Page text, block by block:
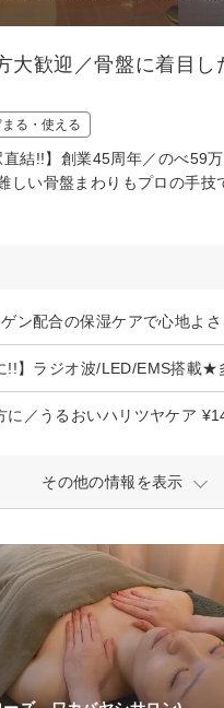
大歓迎／骨盤に着目
る・使える
結!!】創業45周年／のべ59
しい骨盤まわりもプロの手
ゲン配合の保湿ケアで心地よ
!!】ラジオ波/LED/EMS搭載
に／うるおいハリツヤケア
その他の情報を表示